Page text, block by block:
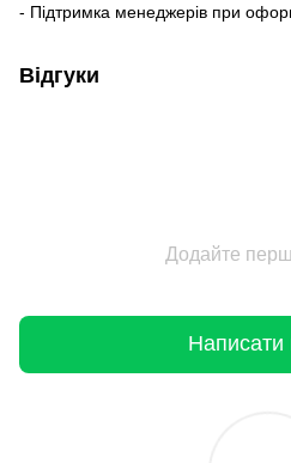
- Підтримка менеджерів при
Відгуки
Додайте
Написати